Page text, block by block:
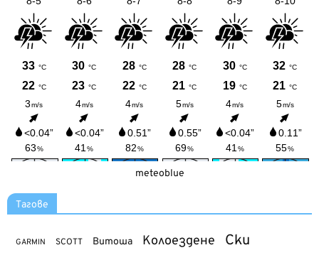
meteoblue
Тагове
GARMIN SCOTT Витоша Колоездене Ски